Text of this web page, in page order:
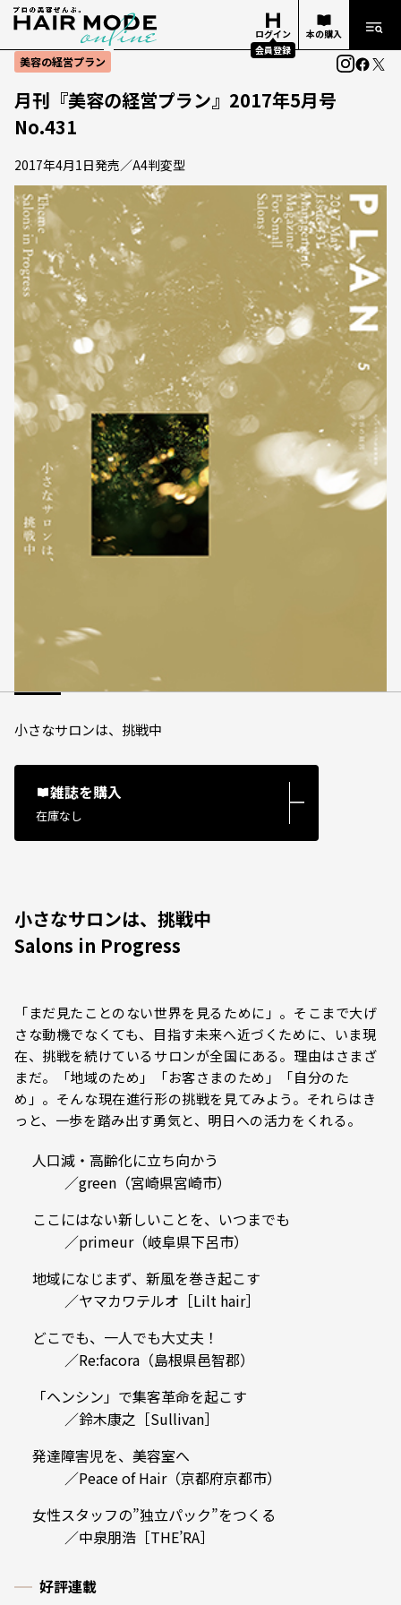
ログイン
会員登録
本の購入
美容の経営プラン
月刊『美容の経営プラン』2017年5月号
No.431
2017年4月1日発売／A4判変型
小さなサロンは、挑戦中
雑誌を購入
在庫なし
―
小さなサロンは、挑戦中
Salons in Progress
「まだ見たことのない世界を見るために」。そこまで大げ
さな動機でなくても、目指す未来へ近づくために、いま現
在、挑戦を続けているサロンが全国にある。理由はさまざ
まだ。「地域のため」「お客さまのため」「自分のた
め」。そんな現在進行形の挑戦を見てみよう。それらはき
っと、一歩を踏み出す勇気と、明日への活力をくれる。
人口減・高齢化に立ち向かう
／green（宮崎県宮崎市）
ここにはない新しいことを、いつまでも
／primeur（岐阜県下呂市）
地域になじまず、新風を巻き起こす
／ヤマカワテルオ［Lilt hair］
どこでも、一人でも大丈夫！
／Re:facora（島根県邑智郡）
「ヘンシン」で集客革命を起こす
／鈴木康之［Sullivan］
発達障害児を、美容室へ
／Peace of Hair（京都府京都市）
女性スタッフの”独立パック”をつくる
／中泉朋浩［THE’RA］
好評連載